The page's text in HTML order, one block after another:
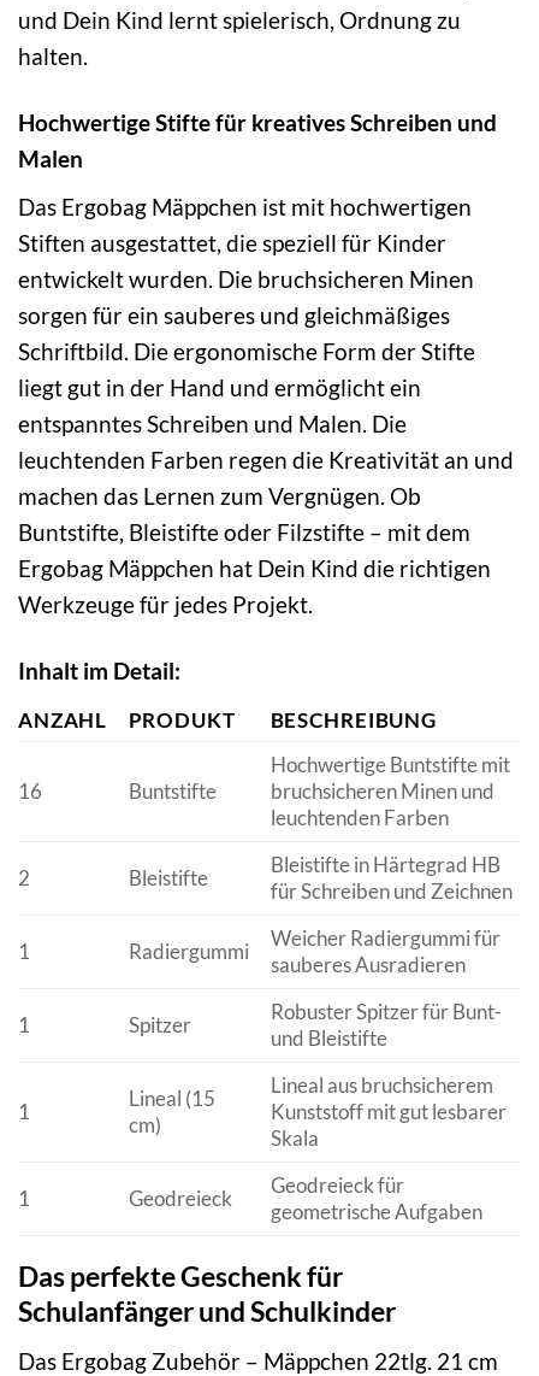
und Dein Kind lernt spielerisch, Ordnung zu
halten.
Hochwertige Stifte für kreatives Schreiben und
Malen
Das Ergobag Mäppchen ist mit hochwertigen
Stiften ausgestattet, die speziell für Kinder
entwickelt wurden. Die bruchsicheren Minen
sorgen für ein sauberes und gleichmäßiges
Schriftbild. Die ergonomische Form der Stifte
liegt gut in der Hand und ermöglicht ein
entspanntes Schreiben und Malen. Die
leuchtenden Farben regen die Kreativität an und
machen das Lernen zum Vergnügen. Ob
Buntstifte, Bleistifte oder Filzstifte – mit dem
Ergobag Mäppchen hat Dein Kind die richtigen
Werkzeuge für jedes Projekt.
Inhalt im Detail:
ANZAHL PRODUKT BESCHREIBUNG
16 Buntstifte
Hochwertige Buntstifte mit
bruchsicheren Minen und
leuchtenden Farben
2 Bleistifte
Bleistifte in Härtegrad HB
für Schreiben und Zeichnen
1 Radiergummi
Weicher Radiergummi für
sauberes Ausradieren
1 Spitzer
Robuster Spitzer für Bunt-
und Bleistifte
1
Lineal (15
cm)
Lineal aus bruchsicherem
Kunststoff mit gut lesbarer
Skala
1 Geodreieck
Geodreieck für
geometrische Aufgaben
Das perfekte Geschenk für
Schulanfänger und Schulkinder
Das Ergobag Zubehör – Mäppchen 22tlg. 21 cm